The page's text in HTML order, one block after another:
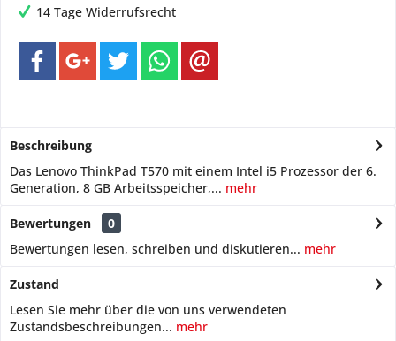
14 Tage Widerrufsrecht
Beschreibung
Das Lenovo ThinkPad T570 mit einem Intel i5 Prozessor der 6.
Generation, 8 GB Arbeitsspeicher,... mehr
Bewertungen
0
Bewertungen lesen, schreiben und diskutieren... mehr
Zustand
Lesen Sie mehr über die von uns verwendeten
Zustandsbeschreibungen... mehr